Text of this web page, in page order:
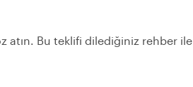
atın. Bu teklifi dilediğiniz rehber ile